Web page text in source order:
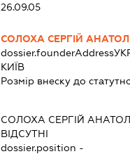
26.09.05
СОЛОХА СЕРГІЙ
dossier.founderAddress
КИЇВ
Розмір внеску до
СОЛОХА СЕРГІЙ
ВІДСУТНІ
dossier.position -